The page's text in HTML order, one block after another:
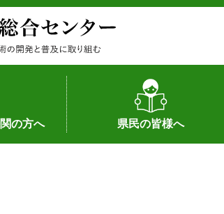
の方へ
（特許）
（品種）
の対応
応
県民の皆様へ
作物や園芸に関する新技術
畜産に関する新技術
森林林業に関する新技術
病害虫に関する新技術
食品加工に関する新技術
水産に関する新技術
作物や園芸に関する豆知識
病害虫に関する豆知識
畜産に関する豆知識
水産に関する豆知識
バイテク・農業環境・機械関係
食品加工に関する豆知識
森林林業に関する豆知識